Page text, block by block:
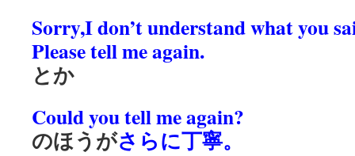
Sorry,I don’t understand what you
Please tell me again.
とか
Could you tell me again?
のほうがさらに丁寧。